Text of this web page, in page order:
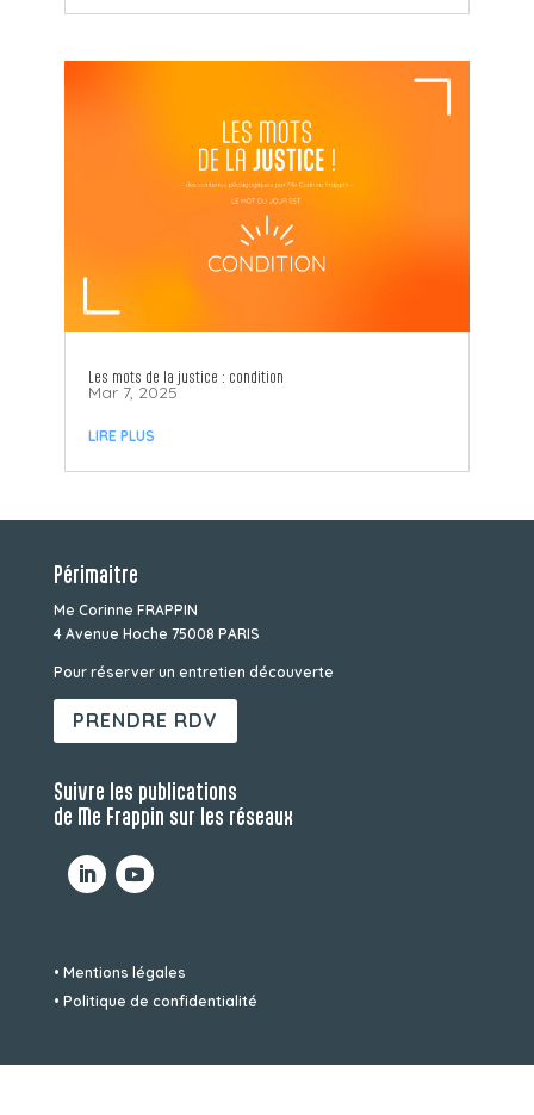
Les mots de la justice : condition
Mar 7, 2025
LIRE PLUS
Périmaitre
Me Corinne FRAPPIN
4 Avenue Hoche 75008 PARIS
Pour réserver un entretien découverte
PRENDRE RDV
Suivre les publications
de Me Frappin sur les réseaux
• Mentions légales
• Politique de confidentialité